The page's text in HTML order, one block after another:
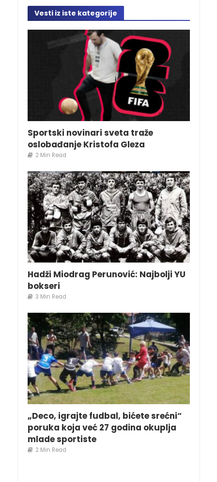
Vesti iz iste kategorije
Sportski novinari sveta traže
oslobađanje Kristofa Gleza
2 Min Read
Hadži Miodrag Perunović: Najbolji YU
bokseri
3 Min Read
„Deco, igrajte fudbal, bićete srećni“
poruka koja već 27 godina okuplja
mlade sportiste
2 Min Read